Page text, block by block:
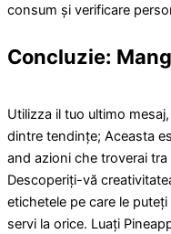
consum și verificare
Concluzie:
Utilizza il tuo ultimo
dintre tendințe; Aceasta
and azioni che troverai
Descoperiți-vă
etichetele pe care le
servi la orice. Luați